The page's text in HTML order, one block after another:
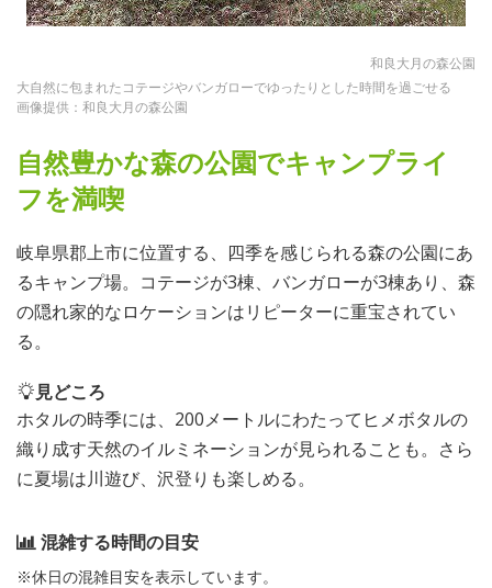
和良大月の森公園
大自然に包まれたコテージやバンガローでゆったりとした時間を過ごせる
画像提供：和良大月の森公園
自然豊かな森の公園でキャンプライ
フを満喫
岐阜県郡上市に位置する、四季を感じられる森の公園にあ
るキャンプ場。コテージが3棟、バンガローが3棟あり、森
の隠れ家的なロケーションはリピーターに重宝されてい
る。
見どころ
ホタルの時季には、200メートルにわたってヒメボタルの
織り成す天然のイルミネーションが見られることも。さら
に夏場は川遊び、沢登りも楽しめる。
混雑する時間の目安
※休日の混雑目安を表示しています。